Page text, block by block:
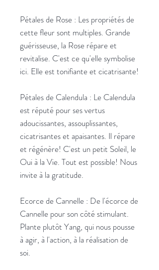
Pétales de Rose : Les propriétés de
cette fleur sont multiples. Grande
guérisseuse, la Rose répare et
revitalise. C'est ce qu'elle symbolise
ici. Elle est tonifiante et cicatrisante!
Pétales de Calendula : Le Calendula
est réputé pour ses vertus
adoucissantes, assouplissantes,
cicatrisantes et apaisantes. Il répare
et régénère! C'est un petit Soleil, le
Oui à la Vie. Tout est possible! Nous
invite à la gratitude.
Ecorce de Cannelle : De l'écorce de
Cannelle pour son côté stimulant.
Plante plutôt Yang, qui nous pousse
à agir, à l'action, à la réalisation de
soi.